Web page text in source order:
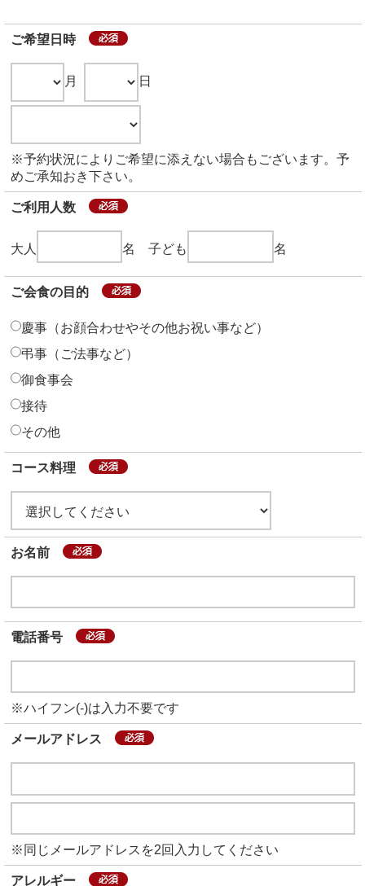
ご希望日時
月 日
※予約状況によりご希望に添えない場合もございます。予
めご承知おき下さい。
ご利用人数
大人 名 子ども 名
ご会食の目的
慶事（お顔合わせやその他お祝い事など）
弔事（ご法事など）
御食事会
接待
その他
コース料理
お名前
電話番号
※ハイフン(-)は入力不要です
メールアドレス
※同じメールアドレスを2回入力してください
アレルギー